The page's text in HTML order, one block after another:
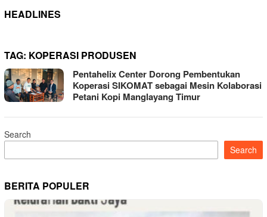
HEADLINES
TAG: KOPERASI PRODUSEN
Pentahelix Center Dorong Pembentukan
Koperasi SIKOMAT sebagai Mesin Kolaborasi
Petani Kopi Manglayang Timur
Search
Search
BERITA POPULER